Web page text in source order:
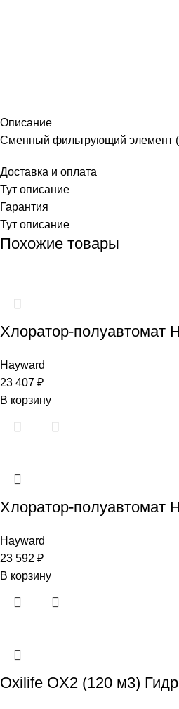
Описание
Сменный фильтрующий элемент
Доставка и оплата
Тут описание
Гарантия
Тут описание
Похожие товары
Хлоратор-полуавтомат
Hayward
23 407 ₽
В корзину
Хлоратор-полуавтомат
Hayward
23 592 ₽
В корзину
Oxilife OX2 (120 м3)